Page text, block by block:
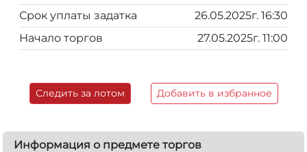
Срок уплаты задатка
26.05.2025г. 16:30
Начало торгов
27.05.2025г. 11:00
Следить за лотом Добавить в избранное
Информация о предмете торгов